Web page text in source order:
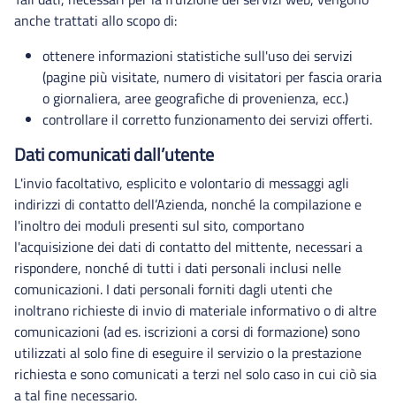
anche trattati allo scopo di:
ottenere informazioni statistiche sull'uso dei servizi
(pagine più visitate, numero di visitatori per fascia oraria
o giornaliera, aree geografiche di provenienza, ecc.)
controllare il corretto funzionamento dei servizi offerti.
Dati comunicati dall’utente
L'invio facoltativo, esplicito e volontario di messaggi agli
indirizzi di contatto dell’Azienda, nonché la compilazione e
l'inoltro dei moduli presenti sul sito, comportano
l'acquisizione dei dati di contatto del mittente, necessari a
rispondere, nonché di tutti i dati personali inclusi nelle
comunicazioni. I dati personali forniti dagli utenti che
inoltrano richieste di invio di materiale informativo o di altre
comunicazioni (ad es. iscrizioni a corsi di formazione) sono
utilizzati al solo fine di eseguire il servizio o la prestazione
richiesta e sono comunicati a terzi nel solo caso in cui ciò sia
a tal fine necessario.